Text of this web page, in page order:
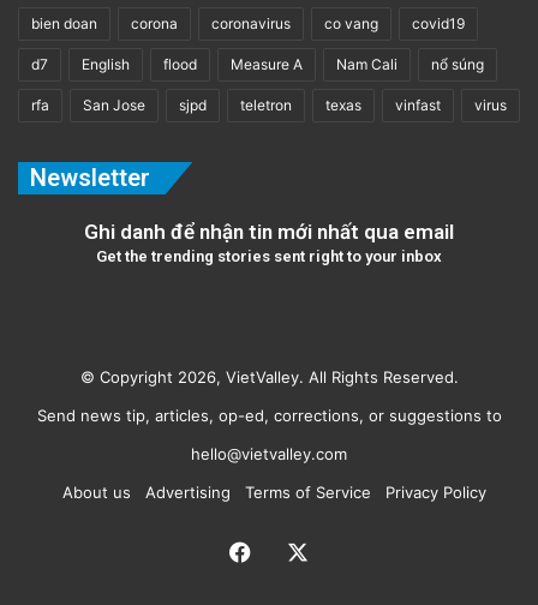
bien doan corona coronavirus co vang covid19
d7 English flood Measure A Nam Cali nổ súng
rfa San Jose sjpd teletron texas vinfast virus
Newsletter
Ghi danh để nhận tin mới nhất qua email
Get the trending stories sent right to your inbox
© Copyright 2026, VietValley. All Rights Reserved.
Send news tip, articles, op-ed, corrections, or suggestions to
hello@vietvalley.com
About us
Advertising Terms of Service Privacy Policy
Facebook